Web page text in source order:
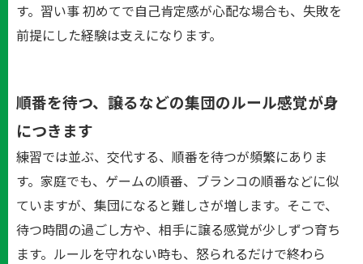
す。習い事 初めてで自己肯定感が心配な場合も、失敗を
前提にした経験は支えになります。
順番を待つ、譲るなどの集団のルール感覚が身
につきます
練習では並ぶ、交代する、順番を待つが頻繁にありま
す。家庭でも、ゲームの順番、ブランコの順番などに似
ていますが、集団になると難しさが増します。そこで、
待つ時間の過ごし方や、相手に譲る感覚が少しずつ育ち
ます。ルールを守れない時も、怒られるだけで終わら